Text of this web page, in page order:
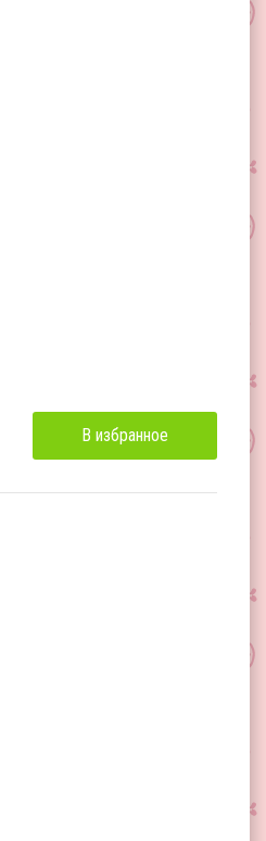
В избранное